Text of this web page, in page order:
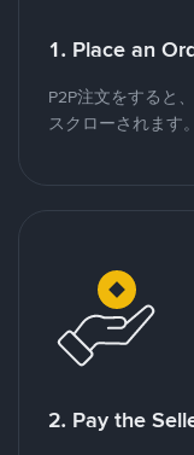
1. Place an
P2P注文をすると
スクローされます。
2. Pay the